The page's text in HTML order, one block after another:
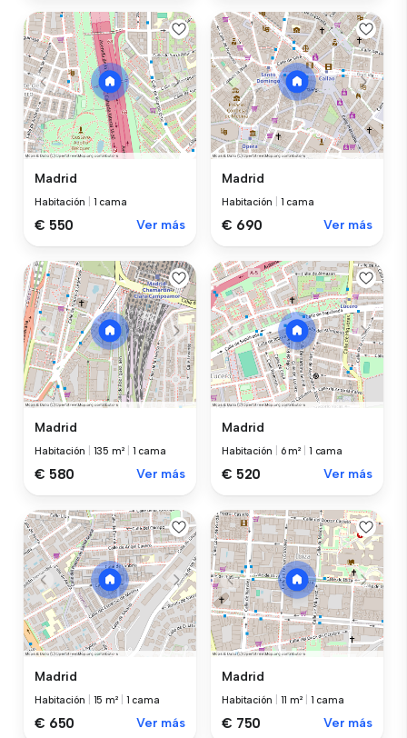
Madrid
Habitación 1 cama
€ 550 Ver más
Madrid
Habitación 1 cama
€ 690 Ver más
Madrid
Habitación 135 m² 1 cama
€ 580 Ver más
Madrid
Habitación 6 m² 1 cama
€ 520 Ver más
Madrid
Habitación 15 m² 1 cama
€ 650 Ver más
Madrid
Habitación 11 m² 1 cama
€ 750 Ver más